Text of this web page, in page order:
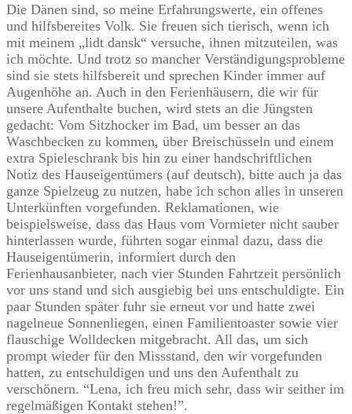
​Die Dänen sind, so meine Erfahrungswerte, ein offenes
und hilfsbereites Volk. Sie freuen sich tierisch, wenn ich
mit meinem „lidt dansk“ versuche, ihnen mitzuteilen, was
ich möchte. Und trotz so mancher Verständigungsprobleme
sind sie stets hilfsbereit und sprechen Kinder immer auf
Augenhöhe an. Auch in den Ferienhäusern, die wir für
unsere Aufenthalte buchen, wird stets an die Jüngsten
gedacht: Vom Sitzhocker im Bad, um besser an das
Waschbecken zu kommen, über Breischüsseln und einem
extra Spieleschrank bis hin zu einer handschriftlichen
Notiz des Hauseigentümers (auf deutsch), bitte auch ja das
ganze Spielzeug zu nutzen, habe ich schon alles in unseren
Unterkünften vorgefunden. Reklamationen, wie
beispielsweise, dass das Haus vom Vormieter nicht sauber
hinterlassen wurde, führten sogar einmal dazu, dass die
Hauseigentümerin, informiert durch den
Ferienhausanbieter, nach vier Stunden Fahrtzeit persönlich
vor uns stand und sich ausgiebig bei uns entschuldigte. Ein
paar Stunden später fuhr sie erneut vor und hatte zwei
nagelneue Sonnenliegen, einen Familientoaster sowie vier
flauschige Wolldecken mitgebracht. All das, um sich
prompt wieder für den Missstand, den wir vorgefunden
hatten, zu entschuldigen und uns den Aufenthalt zu
verschönern. “Lena, ich freu mich sehr, dass wir seither im
regelmäßigen Kontakt stehen!”.